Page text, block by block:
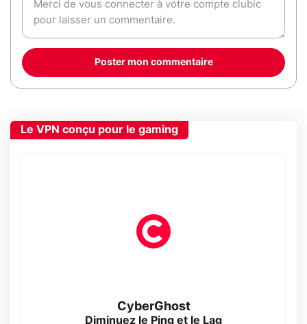
Poster mon commentaire
Le VPN conçu pour le gaming
CyberGhost
Diminuez le Ping et le Lag